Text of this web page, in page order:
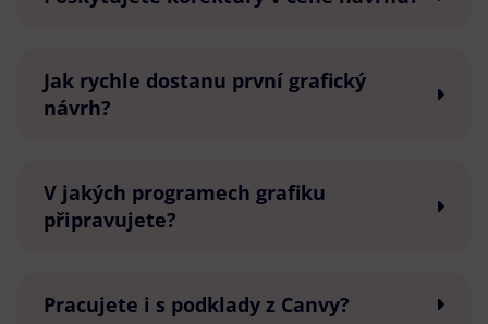
Jak rychle dostanu první grafický
návrh?
V jakých programech grafiku
připravujete?
Pracujete i s podklady z Canvy?